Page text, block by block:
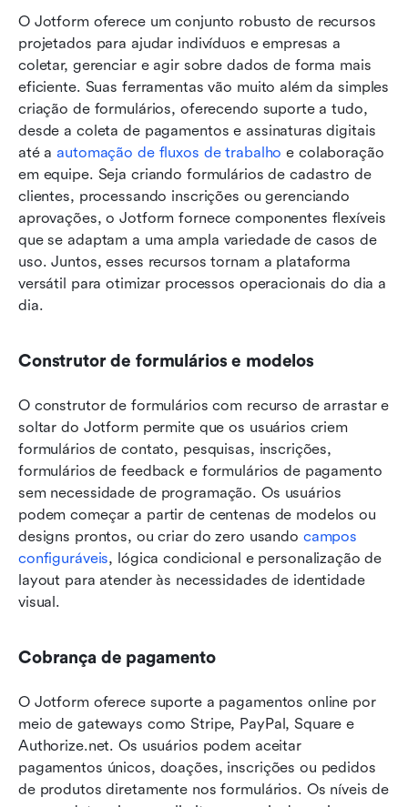
O Jotform oferece um conjunto robusto de recursos
projetados para ajudar indivíduos e empresas a
coletar, gerenciar e agir sobre dados de forma mais
eficiente. Suas ferramentas vão muito além da simples
criação de formulários, oferecendo suporte a tudo,
desde a coleta de pagamentos e assinaturas digitais
até a automação de fluxos de trabalho e colaboração
em equipe. Seja criando formulários de cadastro de
clientes, processando inscrições ou gerenciando
aprovações, o Jotform fornece componentes flexíveis
que se adaptam a uma ampla variedade de casos de
uso. Juntos, esses recursos tornam a plataforma
versátil para otimizar processos operacionais do dia a
dia.
Construtor de formulários e modelos
O construtor de formulários com recurso de arrastar e
soltar do Jotform permite que os usuários criem
formulários de contato, pesquisas, inscrições,
formulários de feedback e formulários de pagamento
sem necessidade de programação. Os usuários
podem começar a partir de centenas de modelos ou
designs prontos, ou criar do zero usando campos
configuráveis, lógica condicional e personalização de
layout para atender às necessidades de identidade
visual.
Cobrança de pagamento
O Jotform oferece suporte a pagamentos online por
meio de gateways como Stripe, PayPal, Square e
Authorize.net. Os usuários podem aceitar
pagamentos únicos, doações, inscrições ou pedidos
de produtos diretamente nos formulários. Os níveis de